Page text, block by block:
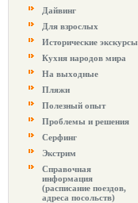
Дайвинг
Для взрослых
Исторические экскурсы
Кухня народов мира
На выходные
Пляжи
Полезный опыт
Проблемы и решения
Серфинг
Экстрим
Справочная
информация
(расписание поездов,
адреса посольств)